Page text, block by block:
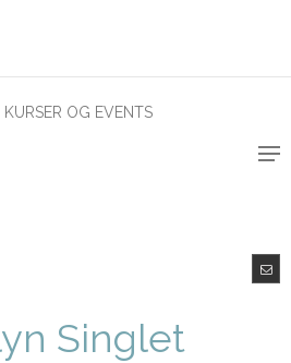
KURSER OG EVENTS
Singlet